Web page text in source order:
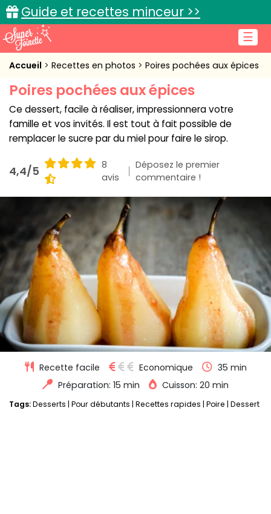
☰
Guide et recettes minceur >>
Accueil
Recettes de cuisine
Cuisine pratique
L'actu cuisine
Connexion
Accueil Recettes en photos Poires pochées aux épices
Poires pochées aux épices
Ce dessert, facile à réaliser, impressionnera votre
famille et vos invités. Il est tout à fait possible de
remplacer le sucre par du miel pour faire le sirop.
4,4/5
8
avis
Déposez le premier
commentaire !
Recette facile Economique
35 min
Préparation: 15 min
Cuisson: 20 min
Tags:Desserts Pour débutants Recettes rapides Poire Dessert